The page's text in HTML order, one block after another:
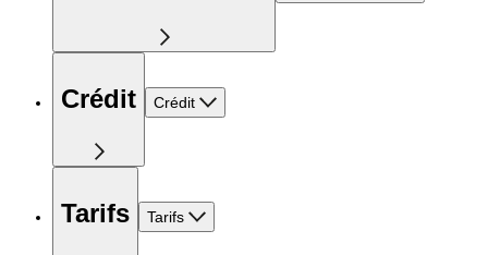
Crédit Crédit
Tarifs Tarifs